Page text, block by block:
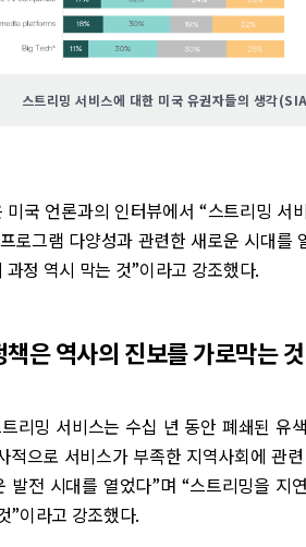
스트리밍 서비스에 대한 미국 유권자들의 생각
미국 언론과의 인터뷰에서 “스트리밍 서
로그램 다양성과 관련한 새로운 시대를
정 역시 막는 것”이라고 강조했다.
은 역사의 진보를 가로막는
리밍 서비스는 수십 년 동안 폐쇄된 유
적으로 서비스가 부족한 지역사회에 관
발전 시대를 열었다”며 “스트리밍을 지
”이라고 강조했다.